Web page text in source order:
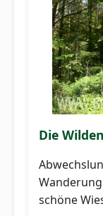
Die
schöne